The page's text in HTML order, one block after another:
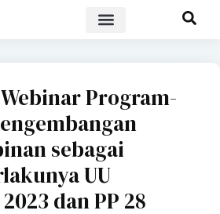
Program-
sebagai
UU
dan PP 28